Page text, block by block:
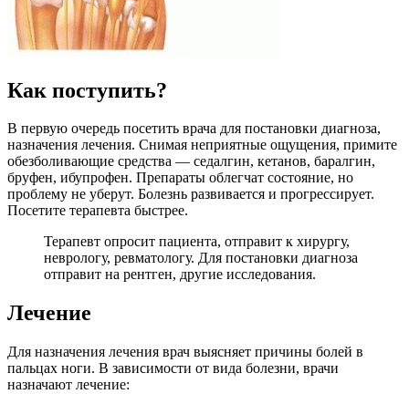
Как поступить?
В первую очередь посетить врача для постановки диагноза,
назначения лечения. Снимая неприятные ощущения, примите
обезболивающие средства — седалгин, кетанов, баралгин,
бруфен, ибупрофен. Препараты облегчат состояние, но
проблему не уберут. Болезнь развивается и прогрессирует.
Посетите терапевта быстрее.
Терапевт опросит пациента, отправит к хирургу,
неврологу, ревматологу. Для постановки диагноза
отправит на рентген, другие исследования.
Лечение
Для назначения лечения врач выясняет причины болей в
пальцах ноги. В зависимости от вида болезни, врачи
назначают лечение: